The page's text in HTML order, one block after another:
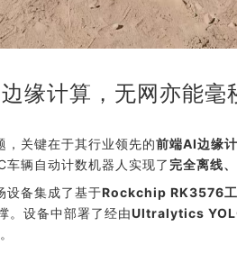
缘计算，无网亦能毫
，关键在于其行业领先的前端AI边缘
辆自动计数机器人实现了 完全离线
设备集成了基于Rockchip RK3576工
。设备中部署了经由Ultralytics